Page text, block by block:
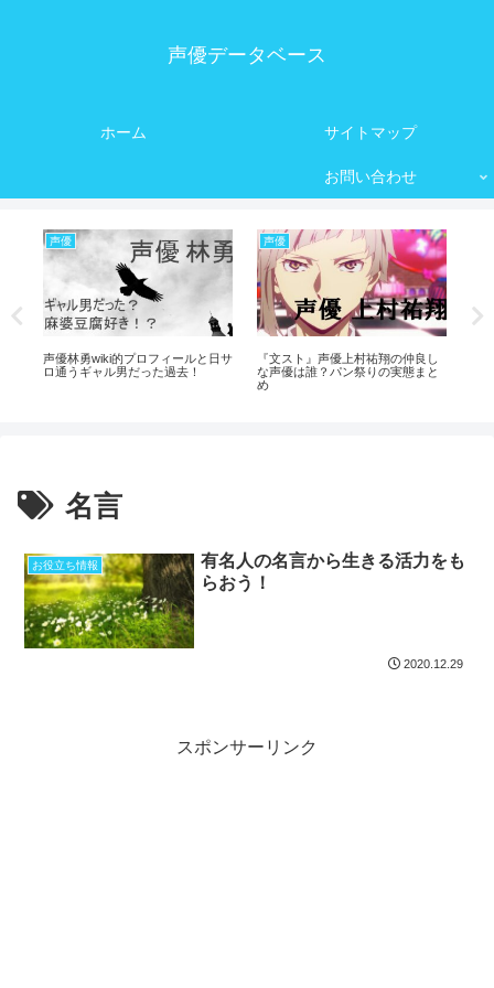
声優データベース
ホーム サイトマップ
お問い合わせ
声優
声優林勇wiki的プロフィールと日サ
ロ通うギャル男だった過去！
声優
『文スト』声優上村祐翔の仲良し
な声優は誰？パン祭りの実態まと
め
名言
お役立ち情報
有名人の名言から生きる活力をも
らおう！
2020.12.29
スポンサーリンク